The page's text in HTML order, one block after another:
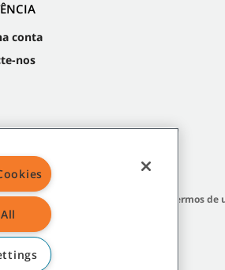
conta
nos
Mapa do site Termos